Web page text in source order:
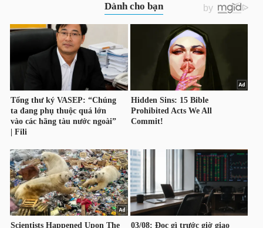
tạo
Sách
tài
chính
Công